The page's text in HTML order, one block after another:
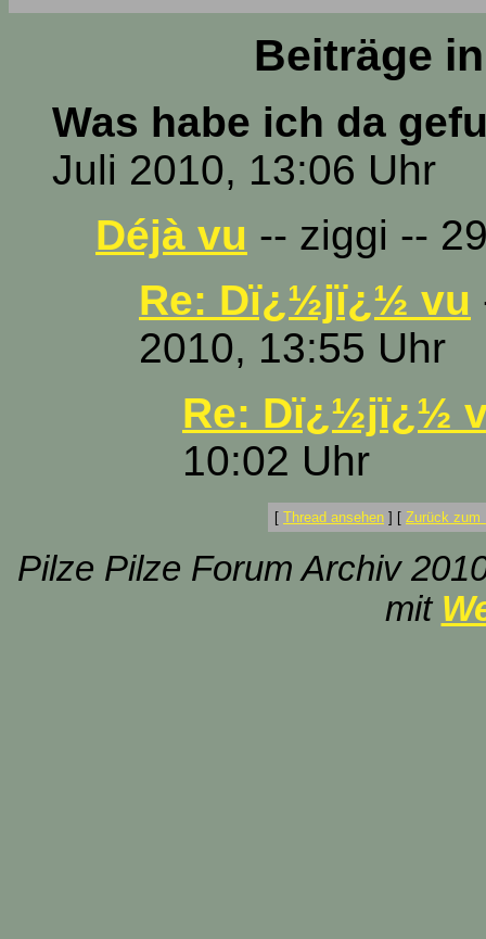
Beiträge
Was habe ich da
Juli 2010, 13:06 Uhr
Déjà vu -- ziggi --
Re: Dï¿½jï¿½ vu
2010, 13:55 Uhr
Re: Dï¿½jï¿½
10:02 Uhr
[ Thread ansehen ] [ Zurück zum
Pilze Pilze Forum Archiv
mit